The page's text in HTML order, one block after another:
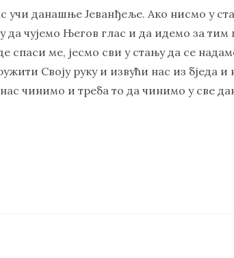
учи данашње Јеванђеље. Ако нисмо у
да чујемо Његов глас и да идемо за тим
спаси ме, јесмо сви у стању да се
Своју руку и извући нас из бједа и
чинимо и треба то да чинимо у све